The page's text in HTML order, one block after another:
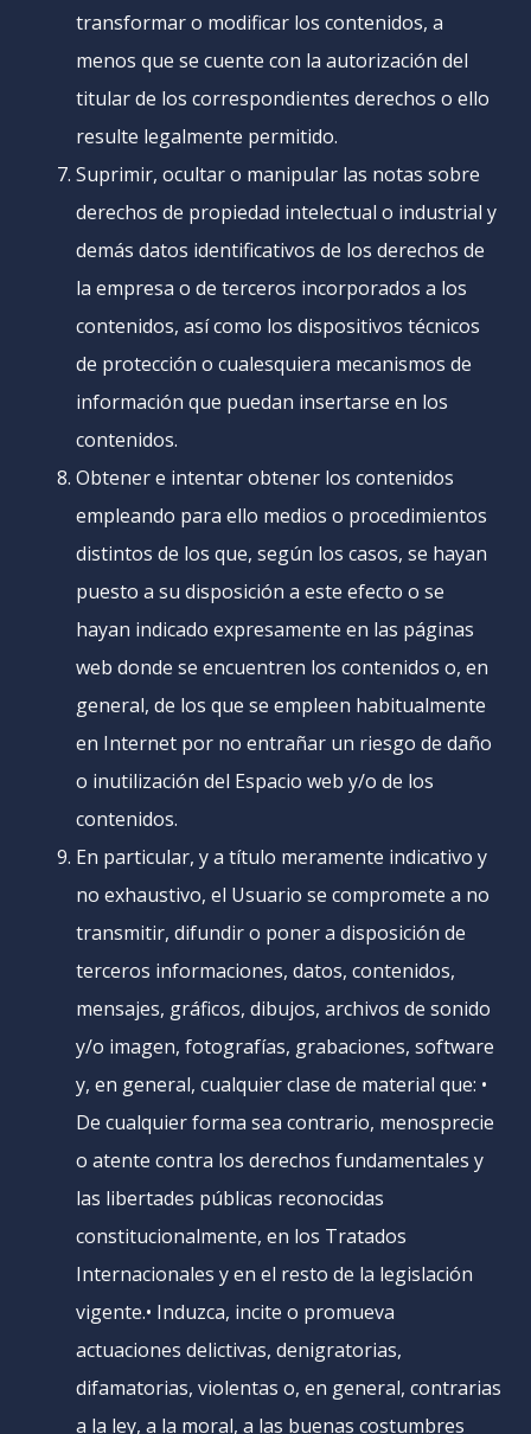
transformar o modificar los contenidos, a
menos que se cuente con la autorización del
titular de los correspondientes derechos o ello
resulte legalmente permitido.
Suprimir, ocultar o manipular las notas sobre
derechos de propiedad intelectual o industrial y
demás datos identificativos de los derechos de
la empresa o de terceros incorporados a los
contenidos, así como los dispositivos técnicos
de protección o cualesquiera mecanismos de
información que puedan insertarse en los
contenidos.
Obtener e intentar obtener los contenidos
empleando para ello medios o procedimientos
distintos de los que, según los casos, se hayan
puesto a su disposición a este efecto o se
hayan indicado expresamente en las páginas
web donde se encuentren los contenidos o, en
general, de los que se empleen habitualmente
en Internet por no entrañar un riesgo de daño
o inutilización del Espacio web y/o de los
contenidos.
En particular, y a título meramente indicativo y
no exhaustivo, el Usuario se compromete a no
transmitir, difundir o poner a disposición de
terceros informaciones, datos, contenidos,
mensajes, gráficos, dibujos, archivos de sonido
y/o imagen, fotografías, grabaciones, software
y, en general, cualquier clase de material que: •
De cualquier forma sea contrario, menosprecie
o atente contra los derechos fundamentales y
las libertades públicas reconocidas
constitucionalmente, en los Tratados
Internacionales y en el resto de la legislación
vigente.• Induzca, incite o promueva
actuaciones delictivas, denigratorias,
difamatorias, violentas o, en general, contrarias
a la ley, a la moral, a las buenas costumbres